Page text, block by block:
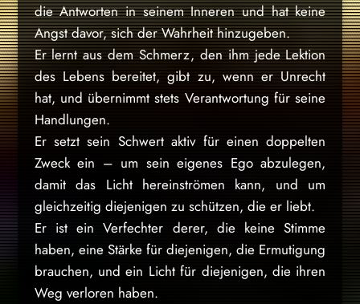
die Antworten in seinem Inneren und hat keine
Angst davor, sich der Wahrheit hinzugeben.
Er lernt aus dem Schmerz, den ihm jede Lektion
des Lebens bereitet, gibt zu, wenn er Unrecht
hat, und übernimmt stets Verantwortung für seine
Handlungen.
Er setzt sein Schwert aktiv für einen doppelten
Zweck ein – um sein eigenes Ego abzulegen,
damit das Licht hereinströmen kann, und um
gleichzeitig diejenigen zu schützen, die er liebt.
Er ist ein Verfechter derer, die keine Stimme
haben, eine Stärke für diejenigen, die Ermutigung
brauchen, und ein Licht für diejenigen, die ihren
Weg verloren haben.